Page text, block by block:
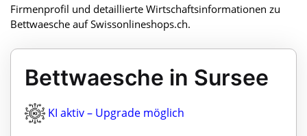
Firmenprofil und detaillierte Wirtschaftsinformationen zu
Bettwaesche auf Swissonlineshops.ch.
Bettwaesche in Sursee
KI aktiv – Upgrade möglich